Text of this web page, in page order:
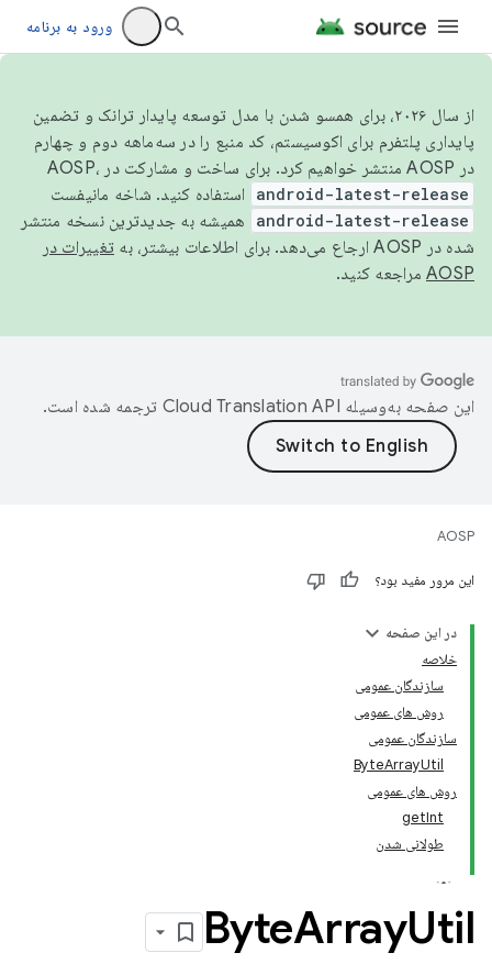
ورود به برنامه
از سال ۲۰۲۶، برای همسو شدن با مدل توسعه پایدار ترانک و تضمین
پایداری پلتفرم برای اکوسیستم، کد منبع را در سه‌ماهه دوم و چهارم
در AOSP منتشر خواهیم کرد. برای ساخت و مشارکت در AOSP،
android-latest-release استفاده کنید. شاخه مانیفست
android-latest-release
همیشه به جدیدترین نسخه منتشر
شده در AOSP ارجاع می‌دهد. برای اطلاعات بیشتر، به
تغییرات در
AOSP مراجعه کنید.
این صفحه به‌وسیله ترجمه شده است.
AOSP
این مرور مفید بود؟
در این صفحه
خلاصه
سازندگان عمومی
روش های عمومی
سازندگان عمومی
ByteArrayUtil
روش های عمومی
getInt
طولانی شدن
ByteArrayUtil